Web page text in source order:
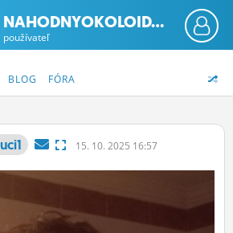
NAHODNYOKOLOID...
používateľ
BLOG FÓRA
15. 10. 2025 16:57